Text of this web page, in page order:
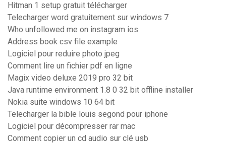
Hitman 1 setup gratuit télécharger
Telecharger word gratuitement sur windows 7
Who unfollowed me on instagram ios
Address book csv file example
Logiciel pour reduire photo jpeg
Comment lire un fichier pdf en ligne
Magix video deluxe 2019 pro 32 bit
Java runtime environment 1.8 0 32 bit offline installer
Nokia suite windows 10 64 bit
Telecharger la bible louis segond pour iphone
Logiciel pour décompresser rar mac
Comment copier un cd audio sur clé usb